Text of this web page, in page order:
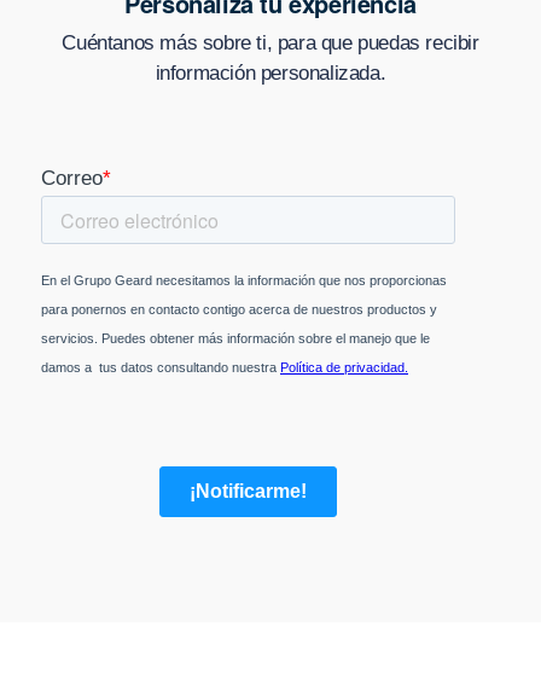
Cuéntanos más sobre ti, para que puedas recibir
información personalizada.